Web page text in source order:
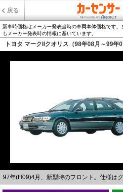
戻る
新車時価格はメーカー発表当時の車両本体価格です
もメーカー発表時の情報に基いています。
トヨタ マークIIクオリス（98年08月～99年
97年(H09)4月、新型時のフロント。仕様は